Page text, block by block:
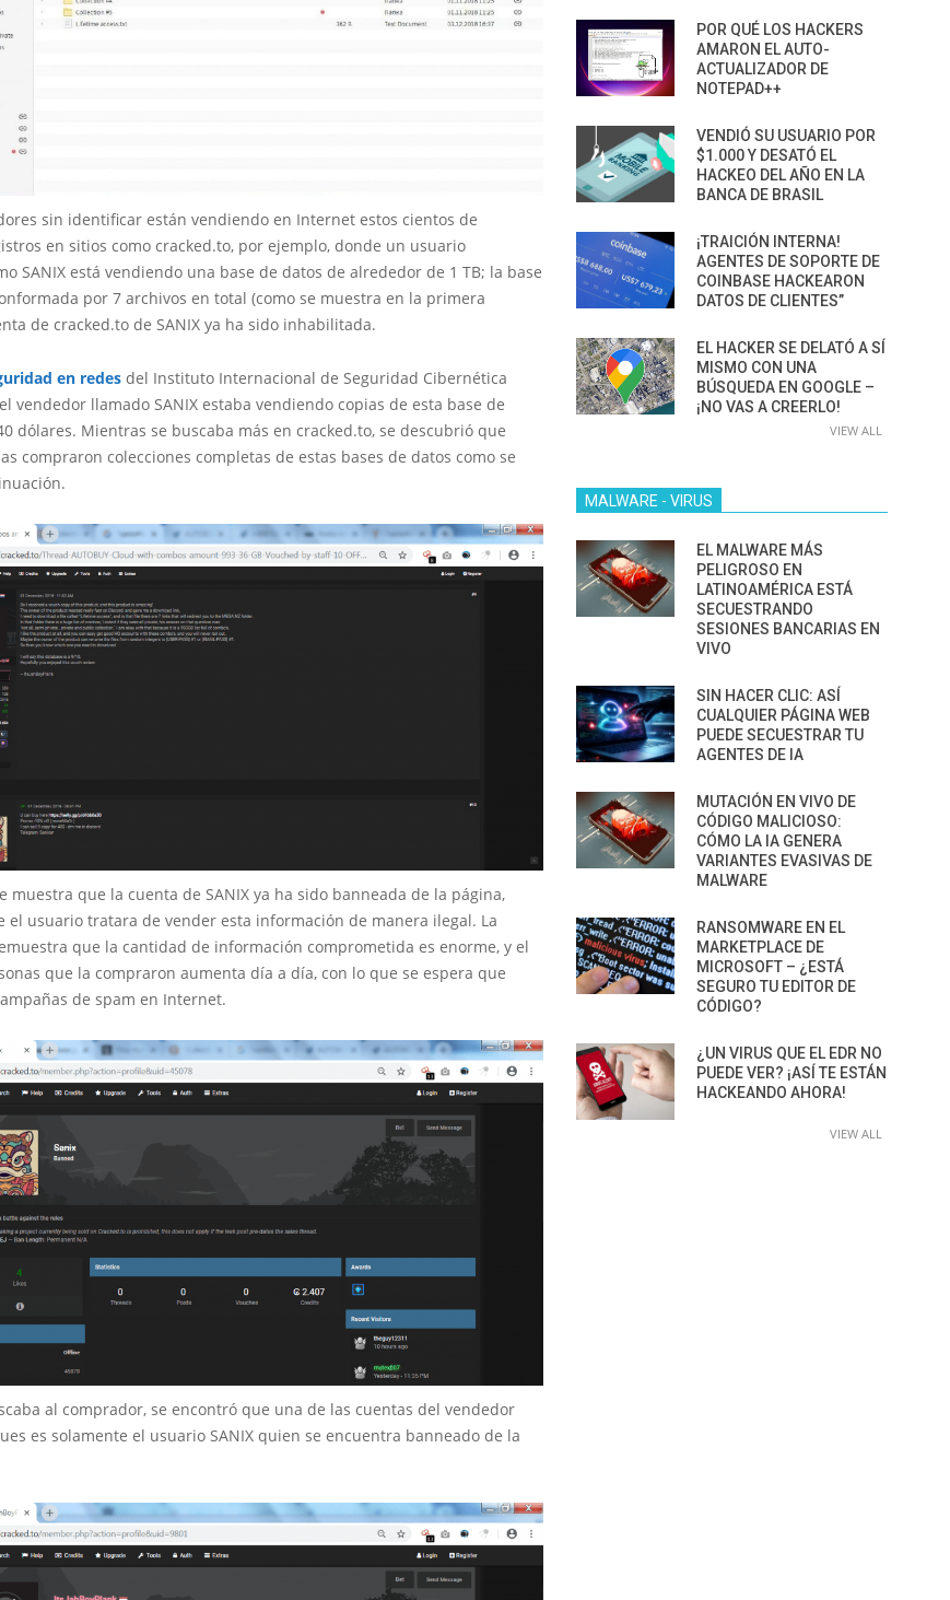
sin identificar están vendiendo en Internet estos cientos de
en sitios como cracked.to, por ejemplo, donde un usuario
SANIX está vendiendo una base de datos de alrededor de 1 TB; la base
por 7 archivos en total (como se muestra en la primera
de cracked.to de SANIX ya ha sido inhabilitada.
en redes del Instituto Internacional de Seguridad Cibernética
vendedor llamado SANIX estaba vendiendo copias de esta base de
dólares. Mientras se buscaba más en cracked.to, se descubrió que
compraron colecciones completas de estas bases de datos como se
muestra que la cuenta de SANIX ya ha sido banneada de la página,
el usuario tratara de vender esta información de manera ilegal. La
que la cantidad de información comprometida es enorme, y el
que la compraron aumenta día a día, con lo que se espera que
de spam en Internet.
al comprador, se encontró que una de las cuentas del vendedor
es solamente el usuario SANIX quien se encuentra banneado de la
POR QUÉ LOS HACKERS
AMARON EL AUTO-
ACTUALIZADOR DE
NOTEPAD++
VENDIÓ SU USUARIO POR
$1.000 Y DESATÓ EL
HACKEO DEL AÑO EN LA
BANCA DE BRASIL
¡TRAICIÓN INTERNA!
AGENTES DE SOPORTE DE
COINBASE HACKEARON
DATOS DE CLIENTES”
EL HACKER SE DELATÓ A SÍ
MISMO CON UNA
BÚSQUEDA EN GOOGLE –
¡NO VAS A CREERLO!
VIEW ALL
MALWARE - VIRUS
EL MALWARE MÁS
PELIGROSO EN
LATINOAMÉRICA ESTÁ
SECUESTRANDO
SESIONES BANCARIAS EN
VIVO
SIN HACER CLIC: ASÍ
CUALQUIER PÁGINA WEB
PUEDE SECUESTRAR TU
AGENTES DE IA
MUTACIÓN EN VIVO DE
CÓDIGO MALICIOSO:
CÓMO LA IA GENERA
VARIANTES EVASIVAS DE
MALWARE
RANSOMWARE EN EL
MARKETPLACE DE
MICROSOFT – ¿ESTÁ
SEGURO TU EDITOR DE
CÓDIGO?
¿UN VIRUS QUE EL EDR NO
PUEDE VER? ¡ASÍ TE ESTÁN
HACKEANDO AHORA!
VIEW ALL